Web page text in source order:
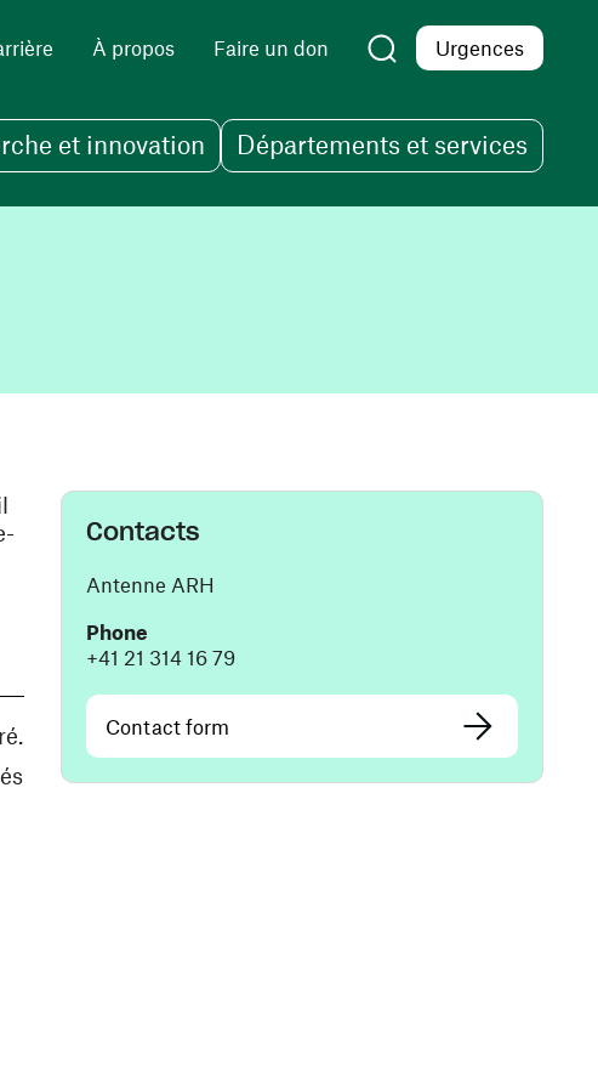
À propos Faire un don Urgences
et innovation Départements et services
Contacts
Antenne ARH
Phone
+41 21 314 16 79
Contact form